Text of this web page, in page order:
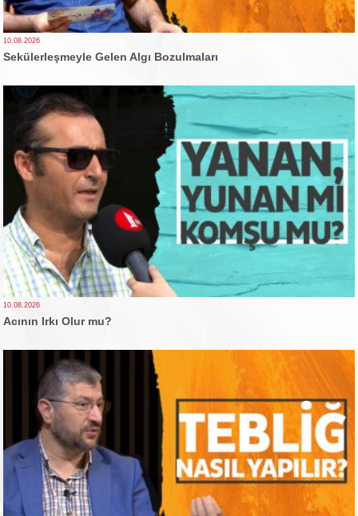
10.08.2026
Sekülerleşmeyle Gelen Algı Bozulmaları
10.08.2026
Acının Irkı Olur mu?